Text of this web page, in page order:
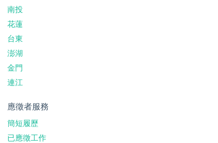
南投
花蓮
台東
澎湖
金門
連江
應徵者服務
簡短履歷
已應徵工作